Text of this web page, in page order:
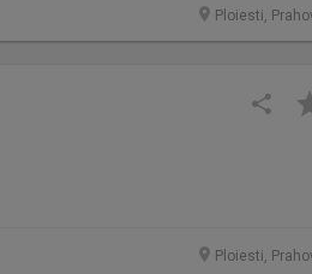
Ploiesti,
Ploiesti,